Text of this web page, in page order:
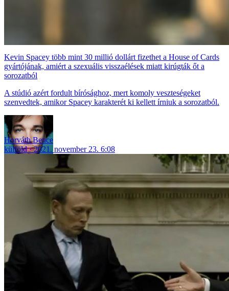
Kevin Spacey több mint 30 millió dollárt fizethet a House of Cards
gyártójának, amiért a szexuális visszaélések miatt kirúgták őt a
sorozatból
A stúdió azért fordult bírósághoz, mert komoly veszteségeket
szenvedtek, amikor Spacey karakterét ki kellett írniuk a sorozatból.
Horváth Bence
külföld
2021. november 23. 6:08